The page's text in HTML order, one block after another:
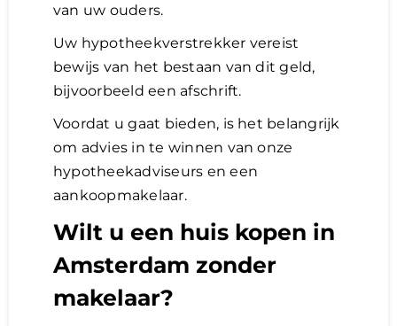
van uw ouders.
Uw hypotheekverstrekker vereist
bewijs van het bestaan van dit geld,
bijvoorbeeld een afschrift.
Voordat u gaat bieden, is het belangrijk
om advies in te winnen van onze
hypotheekadviseurs en een
aankoopmakelaar.
Wilt u een huis kopen in
Amsterdam zonder
makelaar?